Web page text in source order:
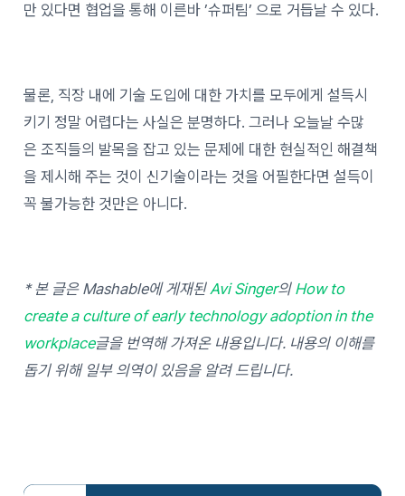
만 있다면 협업을 통해 이른바 ’슈퍼팀’ 으로 거듭날 수 있다.
물론, 직장 내에 기술 도입에 대한 가치를 모두에게 설득시
키기 정말 어렵다는 사실은 분명하다. 그러나 오늘날 수많
은 조직들의 발목을 잡고 있는 문제에 대한 현실적인 해결책
을 제시해 주는 것이 신기술이라는 것을 어필한다면 설득이
꼭 불가능한 것만은 아니다.
* 본 글은 Mashable에 게재된Avi Singer의 How to
create a culture of early technology adoption in the
workplace글을 번역해 가져온 내용입니다. 내용의 이해를
돕기 위해 일부 의역이 있음을 알려 드립니다.